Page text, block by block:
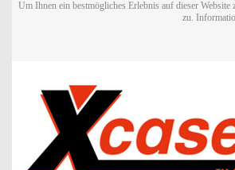
Um Ihnen ein bestmögliches Erlebnis auf dieser
zu.